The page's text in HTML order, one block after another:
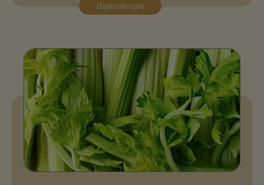
Περισσότερα